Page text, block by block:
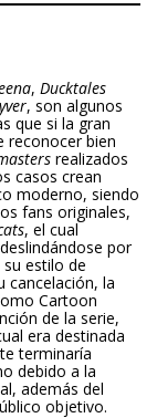
, Ducktales
, son algunos
que si la gran
reconocer bien
realizados
casos crean
moderno, siendo
fans originales,
, el cual
por
estilo de
cancelación, la
Cartoon
de la serie,
era destinada
terminaría
debido a la
además del
objetivo.